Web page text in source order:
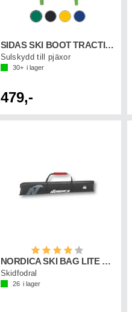
SIDAS SKI BOOT TRACTION
Sulskydd till pjäxor
30+ i lager
479,-
Betyg:
NORDICA SKI BAG LITE Svart/Vit/Röd
Skidfodral
26 i lager